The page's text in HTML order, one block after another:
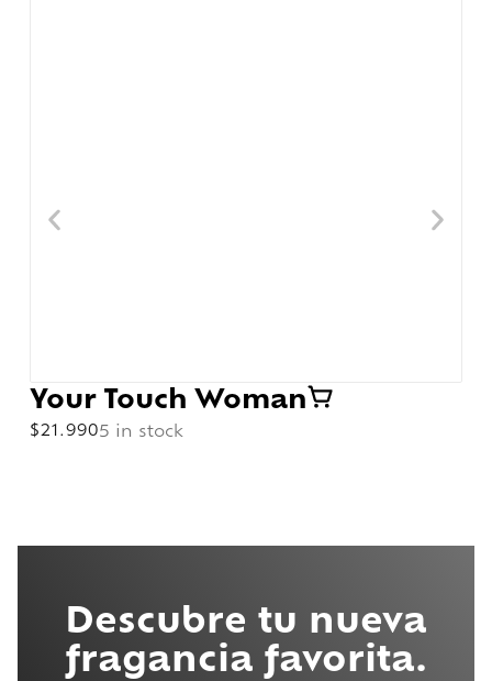
Your Touch Woman
$21.9905 in stock
Descubre tu nueva
fragancia favorita.